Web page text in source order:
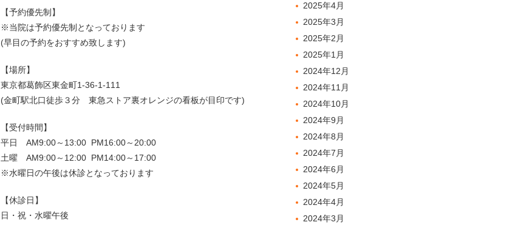
【予約優先制】
※当院は予約優先制となっております
(早目の予約をおすすめ致します)
【場所】
東京都葛飾区東金町1-36-1-111
(金町駅北口徒歩３分 東急ストア裏オレンジの看板が目印です)
【受付時間】
平日 AM9:00～13:00 PM16:00～20:00
土曜 AM9:00～12:00 PM14:00～17:00
※水曜日の午後は休診となっております
【休診日】
日・祝・水曜午後
2025年4月
2025年3月
2025年2月
2025年1月
2024年12月
2024年11月
2024年10月
2024年9月
2024年8月
2024年7月
2024年6月
2024年5月
2024年4月
2024年3月